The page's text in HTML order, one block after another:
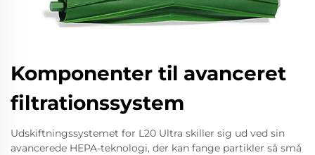
Komponenter til avanceret
filtrationssystem
Udskiftningssystemet for L20 Ultra skiller sig ud ved sin
avancerede HEPA-teknologi, der kan fange partikler så små